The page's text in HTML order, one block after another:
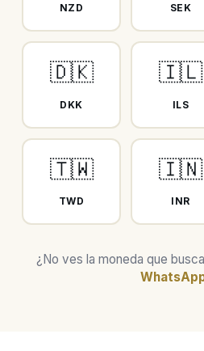
NZD SEK
🇩🇰
DKK
🇮🇱
ILS
🇹🇼
TWD
🇮🇳
INR
¿No ves la moneda que